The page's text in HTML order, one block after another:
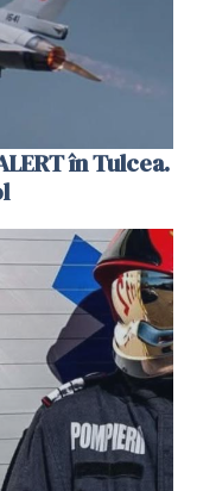
în Tulcea.